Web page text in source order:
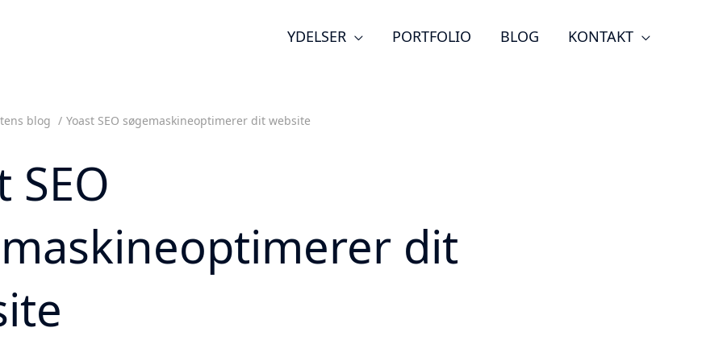
YDELSER PORTFOLIO BLOG KONTAKT
blog Yoast SEO søgemaskineoptimerer dit website
SEO
dit